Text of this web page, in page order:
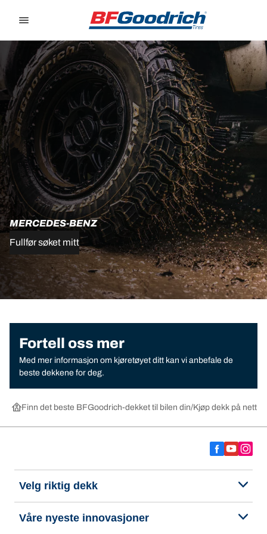
MERCEDES-BENZ
Fullfør søket mitt
Fortell oss mer
Med mer informasjon om kjøretøyet ditt kan vi anbefale de
beste dekkene for deg.
Finn det beste BFGoodrich-dekket til bilen din Kjøp dekk på nett
Velg riktig dekk
Våre nyeste innovasjoner